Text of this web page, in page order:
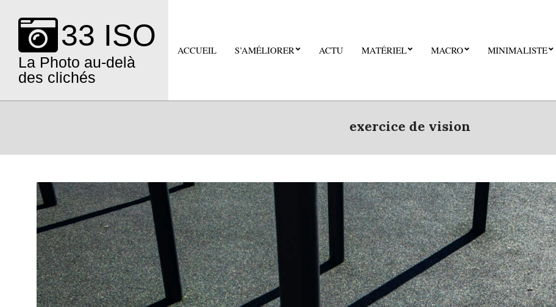
content
33 ISO
La Photo au-delà
des clichés
ACCUEIL S’AMÉLIORER ACTU MATÉRIEL MACRO MINIMALISTE
exercice de vision